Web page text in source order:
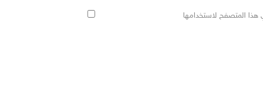
هذا المتصفح لاستخدامها